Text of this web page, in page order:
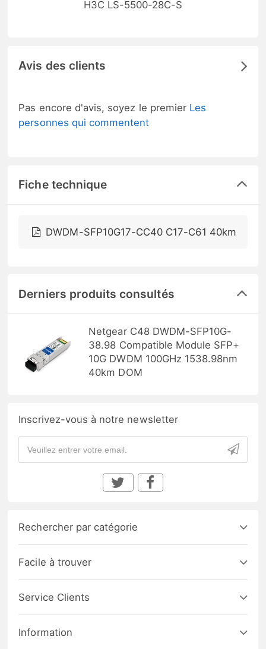
H3C LS-5500-28C-S
Avis des clients
Pas encore d'avis, soyez le premier Les
personnes qui commentent
Fiche technique
DWDM-SFP10G17-CC40 C17-C61 40km
Derniers produits consultés
Netgear C48 DWDM-SFP10G-
38.98 Compatible Module SFP+
10G DWDM 100GHz 1538.98nm
40km DOM
Inscrivez-vous à notre newsletter
Rechercher par catégorie
Facile à trouver
Service Clients
Information